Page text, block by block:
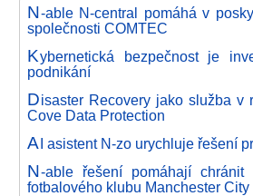
N-able N-central pomáhá v
společnosti COMTEC
Kybernetická bezpečnost je
podnikání
Disaster Recovery jako služba v
Cove Data Protection
AI asistent N-zo urychluje řešení
N-able řešení pomáhají chránit
fotbalového klubu Manchester City